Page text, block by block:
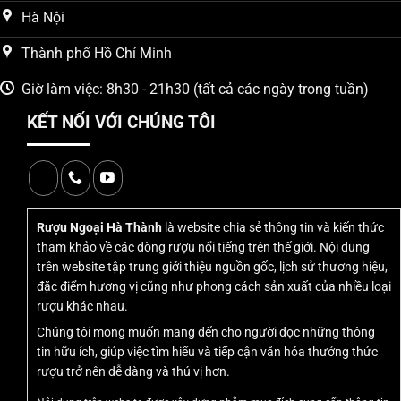
tạo giá trị thẩm mỹ cao khi làmquà tặng.
Về hương vị, sản phẩm sở hữu cấu trúc
với hương thơm ngũ cốc ủ, vị ngọt tự nhiên cân bằng cùng
độ cay nồng êm mượt.Hậu vịkéo dài với notes gia vị nhẹ
và hương gỗ tinh tế, đặc trưng của
lượng cao .
Giá bántham khảo
tỷ lệ giá trị/ chất lượng tốt trong phân khúc. Khách hàng có
địa chỉ tại Hà Nội và TP.HCM, được đảm bảo tem chống
mã QR xác thực và chính sách hậu mãi uy tín.
So với các thương hiệuBaijiukhác như Mao Đài hay
Wuliangye,
thiết kế bao bìđộc đáo và mức giá cạnh tranh. Sản phẩm
phù hợp cho cả việc
thưởng thức cá nhân
và làm quà
Hà Nội
Thành phố Hồ Chí Minh
Giờ làm việc: 8h30 - 21h30 (tất cả các ngày trong tuần)
KẾT NỐI VỚI CHÚNG TÔI
Rượu Ngoại Hà Thành là website chia sẻ thông tin và kiến thức
tham khảo về các dòng rượu nổi tiếng trên thế giới. Nội dung
trên website tập trung giới thiệu nguồn gốc, lịch sử thương hiệu,
đặc điểm hương vị cũng như phong cách sản xuất của nhiều loại
rượu khác nhau.
Chúng tôi mong muốn mang đến cho người đọc những thông
tin hữu ích, giúp việc tìm hiểu và tiếp cận văn hóa thưởng thức
rượu trở nên dễ dàng và thú vị hơn.